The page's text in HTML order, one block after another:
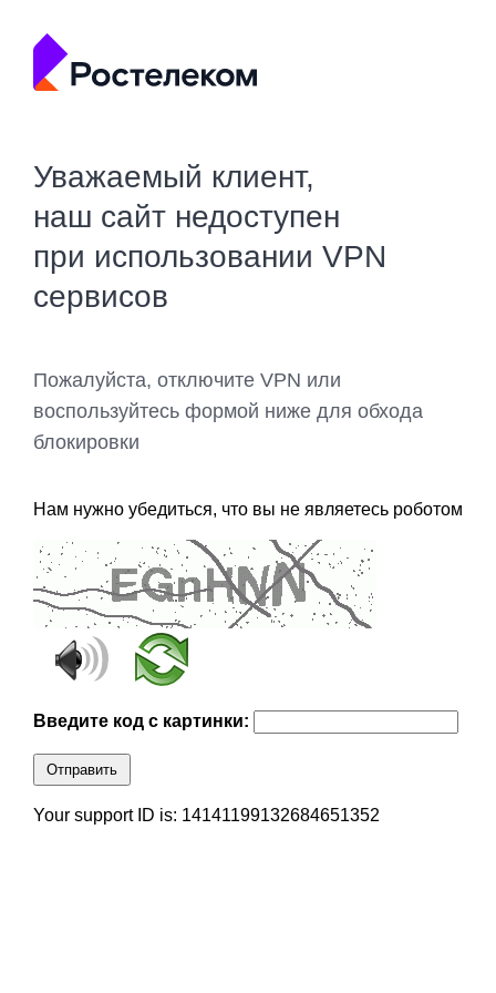
Уважаемый клиент,
наш сайт недоступен
при использовании VPN
сервисов
Пожалуйста, отключите VPN или
воспользуйтесь формой ниже для обхода
блокировки
Нам нужно убедиться, что вы не являетесь роботом
Введите код с картинки:
Отправить
Your support ID is: 14141199132684651352